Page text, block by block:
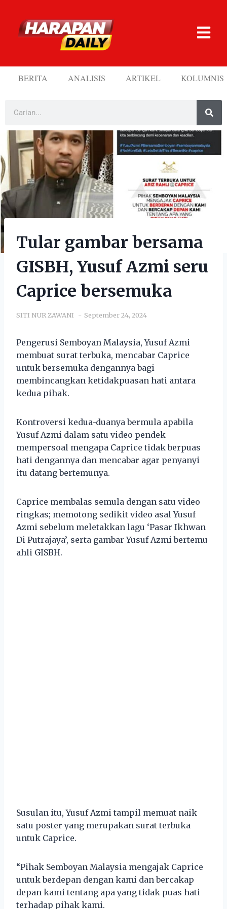
BERITA ANALISIS ARTIKEL KOLUMNIS
Tular gambar bersama
GISBH, Yusuf Azmi seru
Caprice bersemuka
SITI NUR ZAWANI September 24, 2024
Pengerusi Semboyan Malaysia, Yusuf Azmi
membuat surat terbuka, mencabar Caprice
untuk bersemuka dengannya bagi
membincangkan ketidakpuasan hati antara
kedua pihak.
Kontroversi kedua-duanya bermula apabila
Yusuf Azmi dalam satu video pendek
mempersoal mengapa Caprice tidak berpuas
hati dengannya dan mencabar agar penyanyi
itu datang bertemunya.
Caprice membalas semula dengan satu video
ringkas; memotong sedikit video asal Yusuf
Azmi sebelum meletakkan lagu ‘Pasar Ikhwan
Di Putrajaya’, serta gambar Yusuf Azmi bertemu
ahli GISBH.
Susulan itu, Yusuf Azmi tampil memuat naik
satu poster yang merupakan surat terbuka
untuk Caprice.
“Pihak Semboyan Malaysia mengajak Caprice
untuk berdepan dengan kami dan bercakap
depan kami tentang apa yang tidak puas hati
terhadap pihak kami.